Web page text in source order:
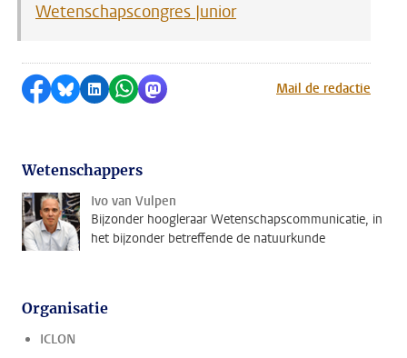
Wetenschapscongres Junior
Delen op Facebook
Delen via Bluesky
Delen op LinkedIn
Delen via WhatsApp
Delen via MastodonMail de redactie
Wetenschappers
Ivo van Vulpen
Bijzonder hoogleraar Wetenschapscommunicatie, in
het bijzonder betreffende de natuurkunde
Organisatie
ICLON